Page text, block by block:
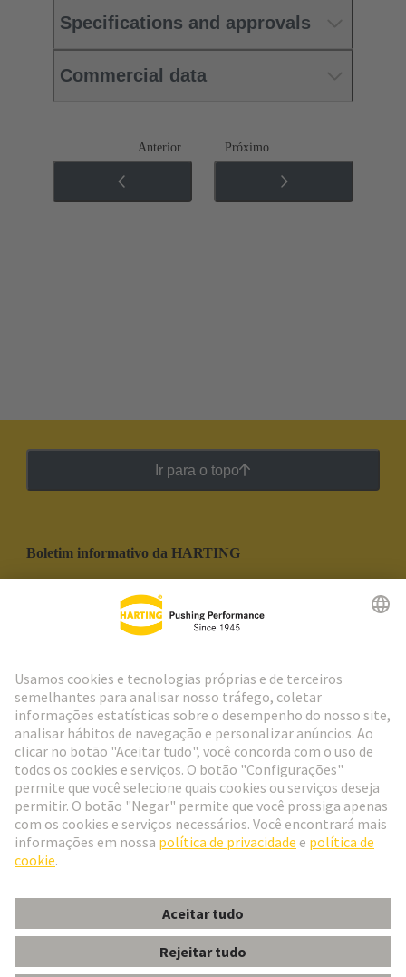
Specifications and approvals
Commercial data
Anterior Próximo
Ir para o topo
Boletim informativo da HARTING
Social Media
Portugal Português
© Grupo de Tecnologia HARTING
ImprimirPolítica de Privacidade